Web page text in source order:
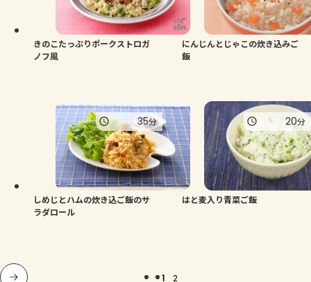
きのこたっぷりポークストロガ
ノフ風
にんじんとじゃこの炊き込みご
飯
しめじとハムの炊き込ご飯のサ
ラダロール
35分
はと麦入り青菜ご飯
20分
1 2